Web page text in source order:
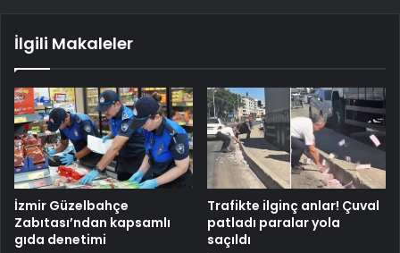
İlgili Makaleler
İzmir Güzelbahçe
Zabıtası’ndan kapsamlı
gıda denetimi
Trafikte ilginç anlar! Çuval
patladı paralar yola
saçıldı